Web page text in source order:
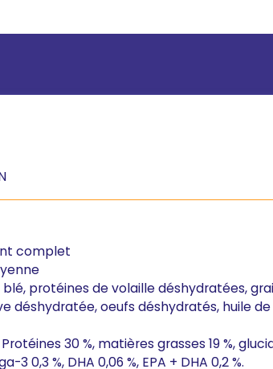
complet
blé, protéines de volaille déshydratées,
oeufs déshydratés, huile
Protéines 30 %, matières grasses 19 %,
3 0,3 %, DHA 0,06 %, EPA + DHA 0,2 %.